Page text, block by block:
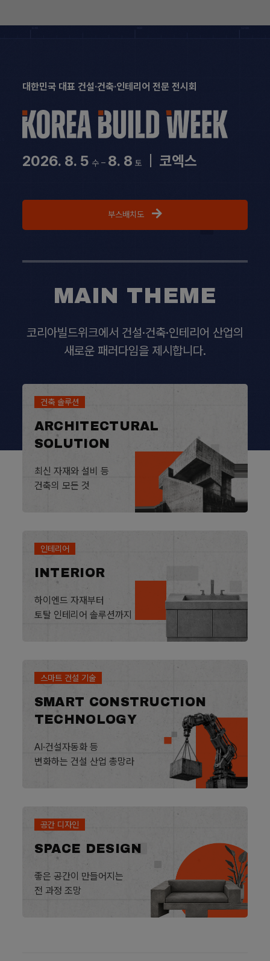
대한민국 대표 건설·건축·인테리어 전문 전시회
2026. 8. 5 수 – 8. 8 토 코엑스
부스배치도
MAIN THEME
코리아빌드위크에서 건설·건축·인테리어 산업의
새로운 패러다임을 제시합니다.
건축 솔루션
ARCHITECTURAL
SOLUTION
최신 자재와 설비 등
건축의 모든 것
인테리어
INTERIOR
하이엔드 자재부터
토탈 인테리어 솔루션까지
스마트 건설 기술
SMART CONSTRUCTION
TECHNOLOGY
AI·건설자동화 등
변화하는 건설 산업 총망라
공간 디자인
SPACE DESIGN
좋은 공간이 만들어지는
전 과정 조망